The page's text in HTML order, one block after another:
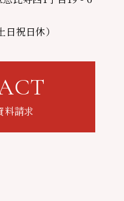
祝日休）
料請求